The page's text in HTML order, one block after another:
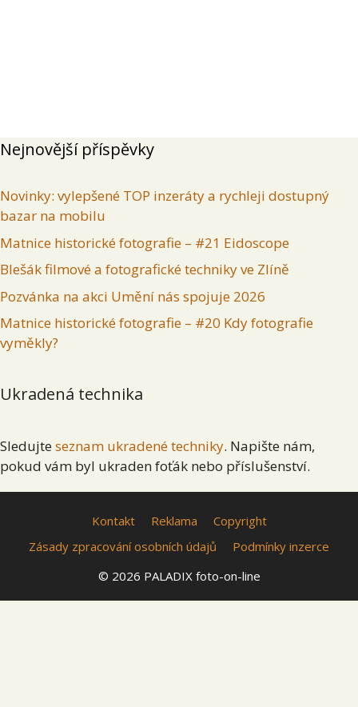
Nejnovější příspěvky
Novinky: vylepšené TOP inzeráty a rychleji dostupný
bazar na mobilu
Matnice historické fotografie – #21 Eidoscope
Blešák filmové a fotografické techniky ve Zlíně
Pozvánka na akci Umění nás spojuje 2026
Matnice historické fotografie – #20 Kdy fotografie
vyměkly?
Ukradená technika
Sledujte seznam ukradené techniky. Napište nám,
pokud vám byl ukraden foťák nebo příslušenství.
Kontakt Reklama
Copyright
Zásady zpracování osobních údajů
Podmínky inzerce
© 2026 PALADIX foto-on-line